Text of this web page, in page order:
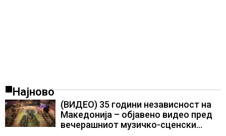
Најново
(ВИДЕО) 35 години независност на
Македонија – објавено видео пред
вечерашниот музичко-сценски